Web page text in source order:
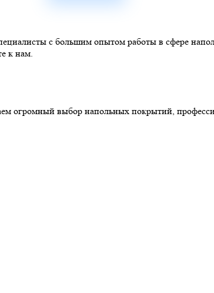
с большим опытом работы в сфере
к нам.
огромный выбор напольных покрытий,